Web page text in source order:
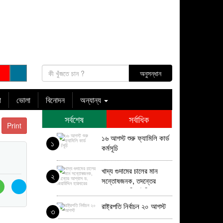
ভোলা বিনোদন অন্যান্য
Print
সর্বশেষ সর্বাধিক
১
১৬ আগস্ট শুরু ফ্যামিলি কার্ড
কর্মসূচি
২
খাদ্য গুদামের চালের মান
সন্তোষজনক, তদন্তের
আশ্বাস ড. জিয়াউদ্দিন
৩ রাষ্ট্রপতি নির্বাচন ২০ আগস্ট